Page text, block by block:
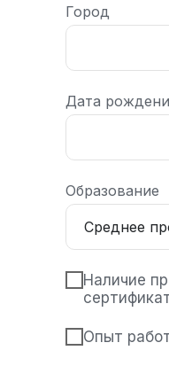
Город
Дата
Образование
Наличие
Опыт